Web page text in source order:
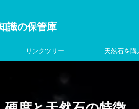
識の保管庫
リンクツリー 天然石を購